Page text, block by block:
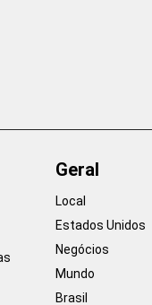
Geral
Local
Estados Unidos
Negócios
Mundo
Brasil